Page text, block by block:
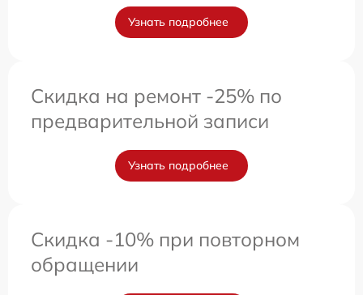
Узнать подробнее
Скидка на ремонт -25% по
предварительной записи
Узнать подробнее
Скидка -10% при повторном
обращении